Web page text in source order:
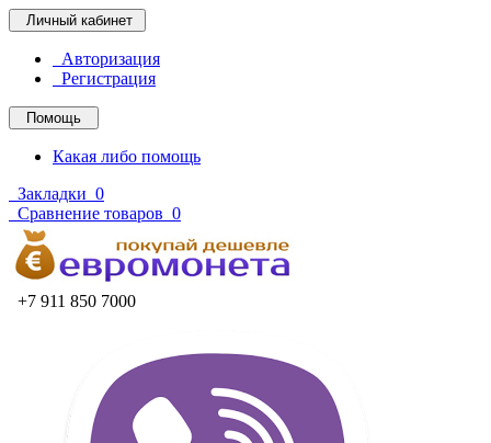
Личный кабинет
Авторизация
Регистрация
Помощь
Какая либо помощь
Закладки 0
Сравнение товаров 0
+7 911 850 7000